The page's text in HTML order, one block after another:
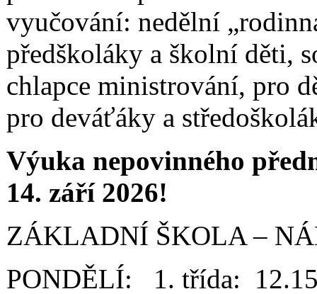
vyučování: nedělní
předškoláky a školní děti,
chlapce ministrování, pro
pro deváťáky a
Výuka nepovinného
14. září 2026!
ZÁKLADNÍ ŠKOLA –
PONDĚLÍ: 1. třída: